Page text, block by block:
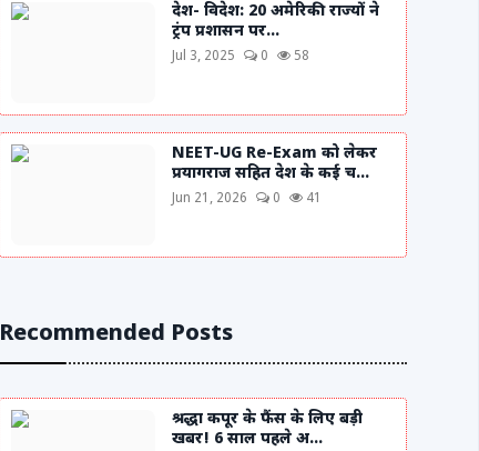
देश- विदेश: 20 अमेरिकी राज्यों ने
ट्रंप प्रशासन पर...
Jul 3, 2025 0 58
NEET-UG Re-Exam को लेकर
प्रयागराज सहित देश के कई च...
Jun 21, 2026 0 41
Recommended Posts
श्रद्धा कपूर के फैंस के लिए बड़ी
खबर! 6 साल पहले अ...